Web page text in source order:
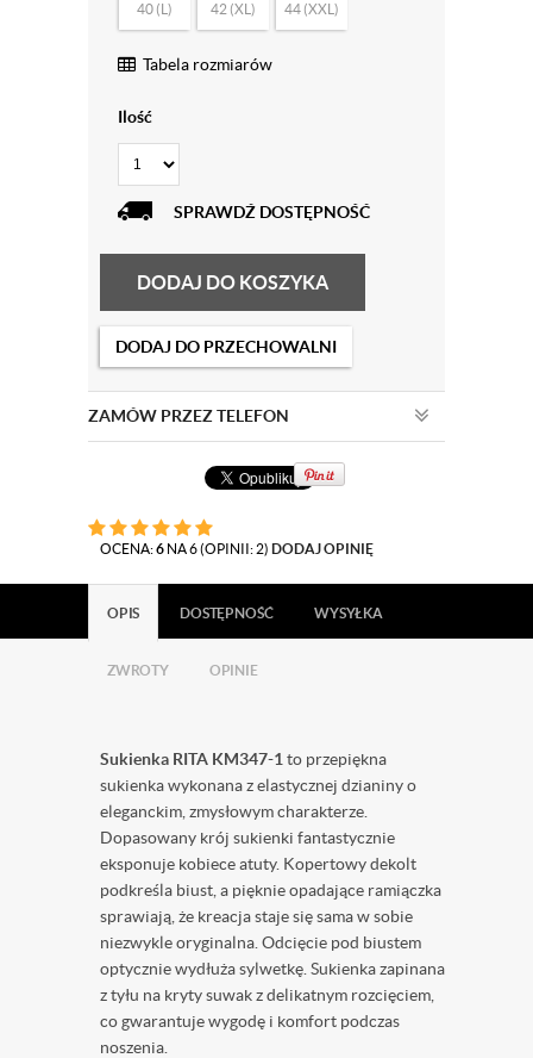
40 (L) 42 (XL) 44 (XXL)
Tabela rozmiarów
Ilość
SPRAWDŹ DOSTĘPNOŚĆ
DODAJ DO KOSZYKA
DODAJ DO PRZECHOWALNI
ZAMÓW PRZEZ TELEFON
OCENA:6 NA 6 (OPINII: 2) DODAJ OPINIĘ
OPIS DOSTĘPNOŚĆ WYSYŁKA
ZWROTY OPINIE
Sukienka RITA KM347-1 to przepiękna
sukienka wykonana z elastycznej dzianiny o
eleganckim, zmysłowym charakterze.
Dopasowany krój sukienki fantastycznie
eksponuje kobiece atuty. Kopertowy dekolt
podkreśla biust, a pięknie opadające ramiączka
sprawiają, że kreacja staje się sama w sobie
niezwykle oryginalna. Odcięcie pod biustem
optycznie wydłuża sylwetkę. Sukienka zapinana
z tyłu na kryty suwak z delikatnym rozcięciem,
co gwarantuje wygodę i komfort podczas
noszenia.